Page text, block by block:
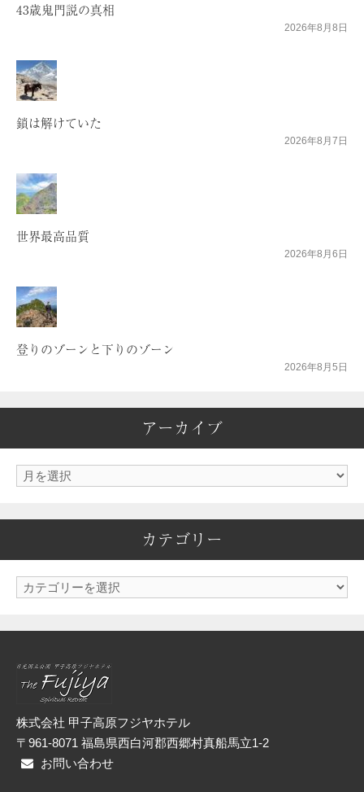
43歳鬼門説の真相
2026年8月8日
鎖は解けていた
2026年8月7日
世界最高品質
2026年8月6日
登りのゾーンと下りのゾーン
2026年8月5日
アーカイブ
ア
カテゴリー
カ
ー
株式会社 甲子高原フジヤホテル
〒961-8071 福島県西白河郡西郷村真船馬立1-2
お問い合わせ